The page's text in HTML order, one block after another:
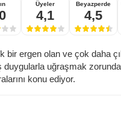
Üyeler
4,1
Beyazperde
4,5
bir ergen olan ve çok daha
duygularla uğraşmak
konu ediyor.